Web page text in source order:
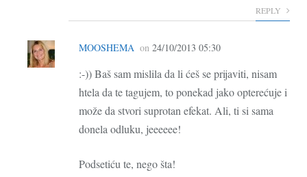
REPLY
MOOSHEMA on 24/10/2013 05:30
:-)) Baš sam mislila da li ćeš se prijaviti, nisam
htela da te tagujem, to ponekad jako opterećuje i
može da stvori suprotan efekat. Ali, ti si sama
donela odluku, jeeeeee!
Podsetiću te, nego šta!